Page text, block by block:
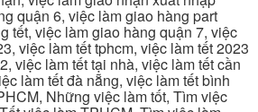
quận 6, việc làm giao hàng part
tết, việc làm giao hàng quận 7, việc
việc làm tết tphcm, việc làm tết 2023
việc làm tết tại nhà, việc làm tết cần
làm tết đà nẵng, việc làm tết bình
Những việc làm tốt, Tìm việc